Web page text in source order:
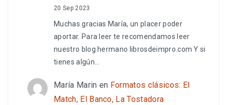
20 Sep 2023
Muchas gracias María, un placer poder
aportar. Para leer te recomendamos leer
nuestro blog hermano librosdeimpro.com Y si
tienes algún…
María Marin en Formatos clásicos: El
Match, El Banco, La Tostadora